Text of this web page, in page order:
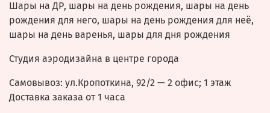
Шары на ДР, шары на день рождения, шары на день
рождения для него, шары на день рождения для неё,
шары на день варенья, шары для дня рождения
Студия аэродизайна в центре города
Самовывоз: ул.Кропоткина, 92/2 — 2 офис; 1 этаж
Доставка заказа от 1 часа